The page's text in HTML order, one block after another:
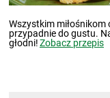
Wszystkim
przypadnie do gustu.
głodni!Zobacz przepis